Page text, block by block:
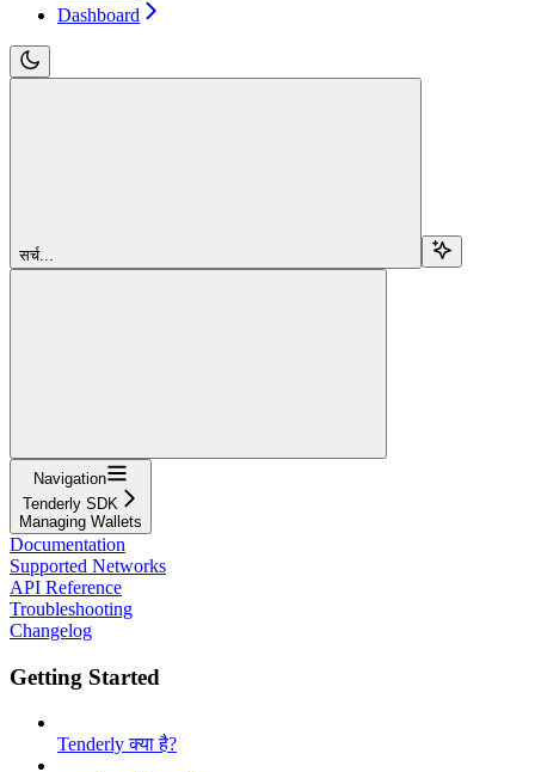
Dashboard
सर्च...
Navigation
Tenderly SDK
Managing Wallets
Documentation
Supported Networks
API Reference
Troubleshooting
Changelog
Getting Started
Tenderly क्या है?